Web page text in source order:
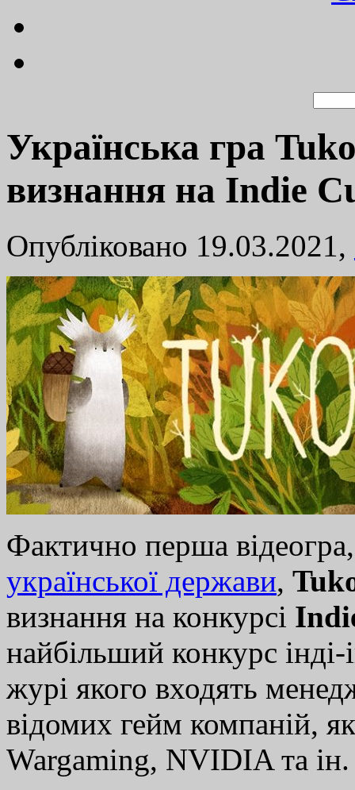
Українська гра
визнання на Indie
Опубліковано 19.03.2021,
Фактично перша
української держави,
визнання на конкурсі
найбільший конкурс
журі якого входять
відомих гейм компаній,
Wargaming, NVIDIA та ін.